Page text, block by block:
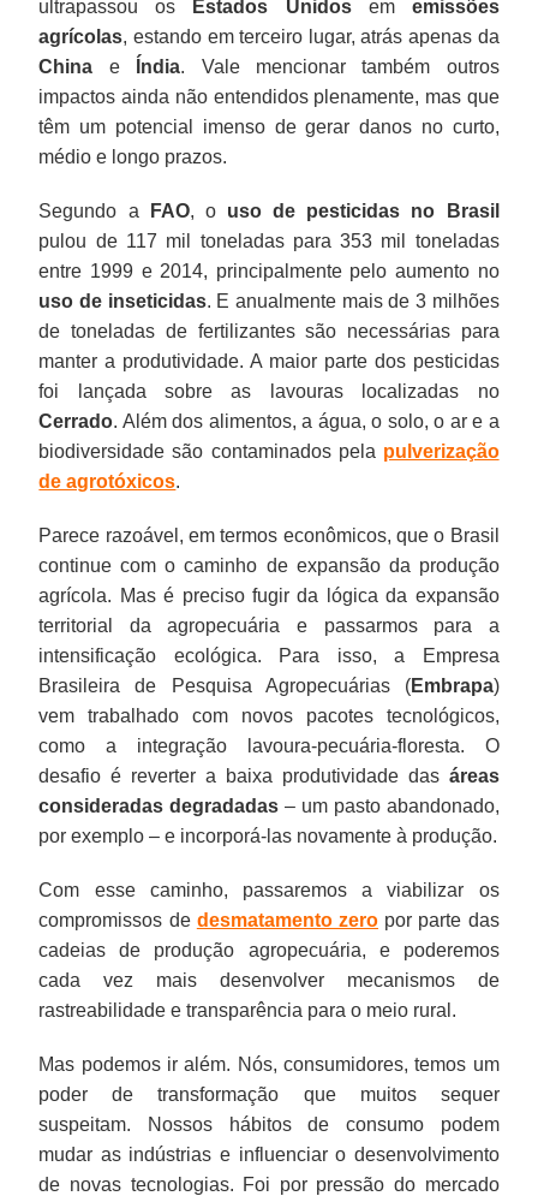
ultrapassou os Estados Unidosem emissões
agrícolas, estando em terceiro lugar, atrás apenas da
China e Índia. Vale mencionar também outros
impactos ainda não entendidos plenamente, mas que
têm um potencial imenso de gerar danos no curto,
médio e longo prazos.
Segundo a FAO, o uso de pesticidas no Brasil
pulou de 117 mil toneladas para 353 mil toneladas
entre 1999 e 2014, principalmente pelo aumento no
uso de inseticidas. E anualmente mais de 3 milhões
de toneladas de fertilizantes são necessárias para
manter a produtividade. A maior parte dos pesticidas
foi lançada sobre as lavouras localizadas no
Cerrado. Além dos alimentos, a água, o solo, o ar e a
biodiversidade são contaminados pela pulverização
de agrotóxicos.
Parece razoável, em termos econômicos, que o Brasil
continue com o caminho de expansão da produção
agrícola. Mas é preciso fugir da lógica da expansão
territorial da agropecuária e passarmos para a
intensificação ecológica. Para isso, a Empresa
Brasileira de Pesquisa Agropecuárias (Embrapa)
vem trabalhado com novos pacotes tecnológicos,
como a integração lavoura-pecuária-floresta. O
desafio é reverter a baixa produtividade das áreas
consideradas degradadas – um pasto abandonado,
por exemplo – e incorporá-las novamente à produção.
Com esse caminho, passaremos a viabilizar os
compromissos de desmatamento zero por parte das
cadeias de produção agropecuária, e poderemos
cada vez mais desenvolver mecanismos de
rastreabilidade e transparência para o meio rural.
Mas podemos ir além. Nós, consumidores, temos um
poder de transformação que muitos sequer
suspeitam. Nossos hábitos de consumo podem
mudar as indústrias e influenciar o desenvolvimento
de novas tecnologias. Foi por pressão do mercado